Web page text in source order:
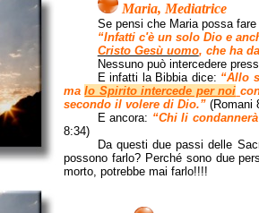
Maria, Mediatrice
Se pensi che Maria possa
“Infatti c'è un solo Dio e
Cristo Gesù uomo, che ha
Nessuno può intercedere
E infatti la Bibbia dice: “Allo
malo Spirito intercede per noi
secondo il volere di Dio.” (Romani
E ancora: “Chi li
8:34)
Da questi due passi delle
possono farlo? Perché sono due
morto, potrebbe mai farlo!!!!